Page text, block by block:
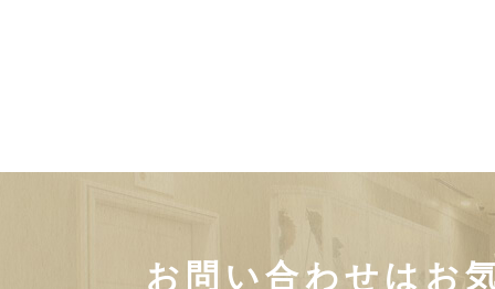
お問い合わせはお